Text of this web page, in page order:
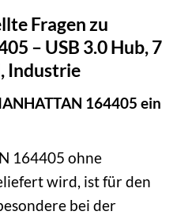
Fragen zu
– USB 3.0 Hub, 7
Industrie
164405 ein
164405 ohne
wird, ist für den
bei der